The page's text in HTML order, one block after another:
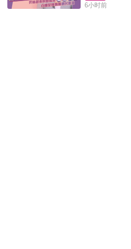
6小时前